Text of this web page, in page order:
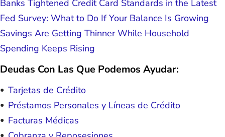
Banks Tightened Credit Card Standards in the Latest
Fed Survey: What to Do If Your Balance Is Growing
Savings Are Getting Thinner While Household
Spending Keeps Rising
Deudas Con Las Que Podemos Ayudar:
Tarjetas de Crédito
Préstamos Personales y Líneas de Crédito
Facturas Médicas